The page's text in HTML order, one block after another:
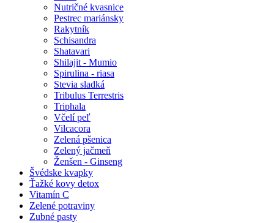
Nutričné kvasnice
Pestrec mariánsky
Rakytník
Schisandra
Shatavari
Shilajit - Mumio
Spirulina - riasa
Stevia sladká
Tribulus Terrestris
Triphala
Včelí peľ
Vilcacora
Zelená pšenica
Zelený jačmeň
Ženšen - Ginseng
Švédske kvapky
Ťažké kovy detox
Vitamín C
Zelené potraviny
Zubné pasty